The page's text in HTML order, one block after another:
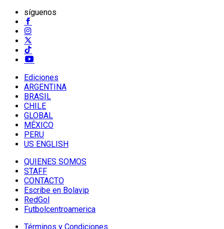
síguenos
Ediciones
ARGENTINA
BRASIL
CHILE
GLOBAL
MÉXICO
PERU
US ENGLISH
QUIENES SOMOS
STAFF
CONTACTO
Escribe en Bolavip
RedGol
Futbolcentroamerica
Términos y Condiciones